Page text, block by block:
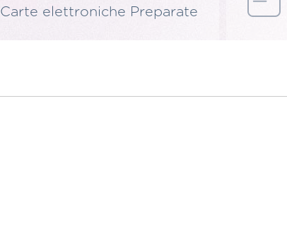
Carte elettroniche Preparate